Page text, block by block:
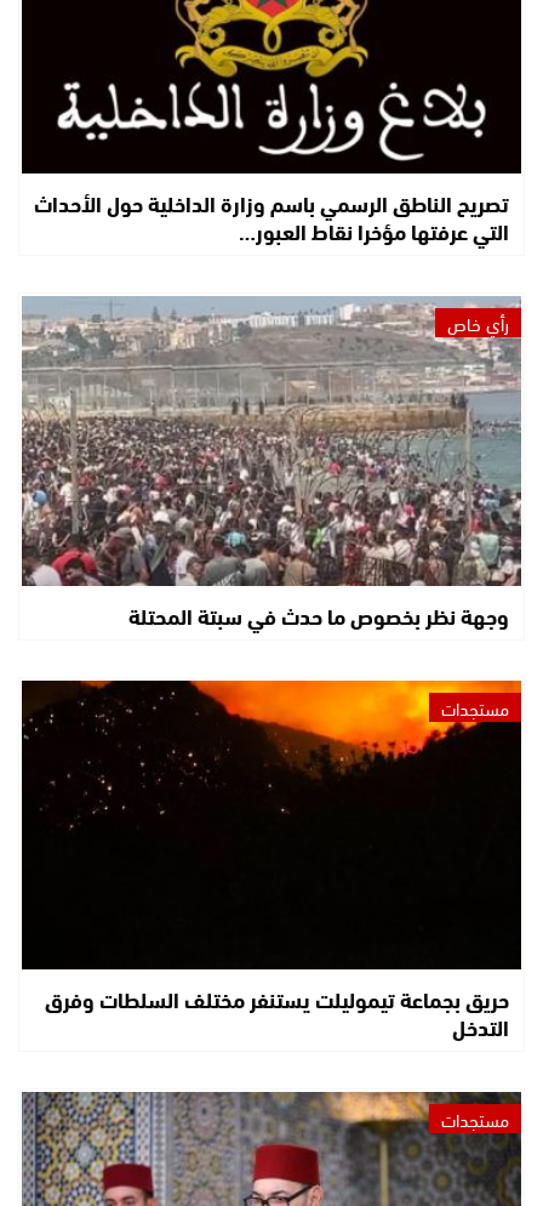
تصريح الناطق الرسمي باسم وزارة الداخلية حول الأحداث
التي عرفتها مؤخرا نقاط العبور…
رأي خاص
وجهة نظر بخصوص ما حدث في سبتة المحتلة
مستجدات
حريق بجماعة تيموليلت يستنفر مختلف السلطات وفرق
التدخل
مستجدات